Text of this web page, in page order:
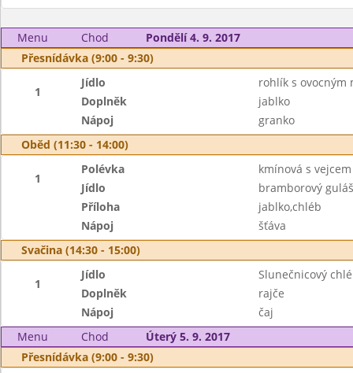
Menu Chod
Pondělí 4. 9. 2017
Přesnídávka (9:00 - 9:30)
1
Jídlo
rohlík s ovocným
Doplněk
jablko
Nápoj
granko
Oběd (11:30 - 14:00)
1
Polévka
kmínová s vejcem
Jídlo
bramborový
Příloha
jablko,chléb
Nápoj
šťáva
Svačina (14:30 - 15:00)
1
Jídlo
Slunečnicový
Doplněk
rajče
Nápoj
čaj
Menu
Chod
Úterý 5. 9. 2017
Přesnídávka (9:00 - 9:30)